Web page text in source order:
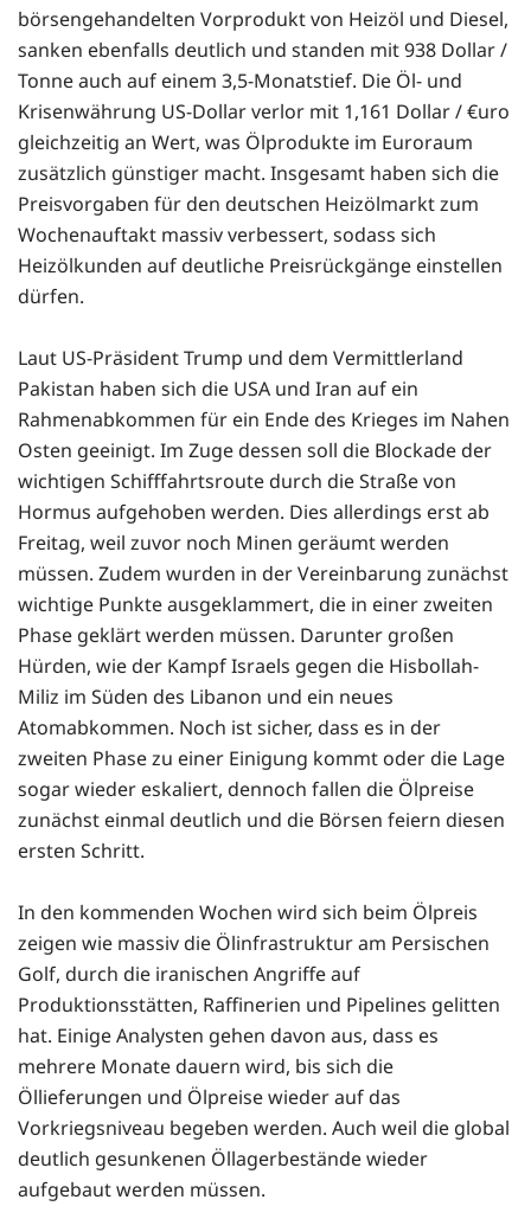
börsengehandelten Vorprodukt von Heizöl und Diesel,
sanken ebenfalls deutlich und standen mit 938 Dollar /
Tonne auch auf einem 3,5-Monatstief. Die Öl- und
Krisenwährung US-Dollar verlor mit 1,161 Dollar / €uro
gleichzeitig an Wert, was Ölprodukte im Euroraum
zusätzlich günstiger macht. Insgesamt haben sich die
Preisvorgaben für den deutschen Heizölmarkt zum
Wochenauftakt massiv verbessert, sodass sich
Heizölkunden auf deutliche Preisrückgänge einstellen
dürfen.
Laut US-Präsident Trump und dem Vermittlerland
Pakistan haben sich die USA und Iran auf ein
Rahmenabkommen für ein Ende des Krieges im Nahen
Osten geeinigt. Im Zuge dessen soll die Blockade der
wichtigen Schifffahrtsroute durch die Straße von
Hormus aufgehoben werden. Dies allerdings erst ab
Freitag, weil zuvor noch Minen geräumt werden
müssen. Zudem wurden in der Vereinbarung zunächst
wichtige Punkte ausgeklammert, die in einer zweiten
Phase geklärt werden müssen. Darunter großen
Hürden, wie der Kampf Israels gegen die Hisbollah-
Miliz im Süden des Libanon und ein neues
Atomabkommen. Noch ist sicher, dass es in der
zweiten Phase zu einer Einigung kommt oder die Lage
sogar wieder eskaliert, dennoch fallen die Ölpreise
zunächst einmal deutlich und die Börsen feiern diesen
ersten Schritt.
In den kommenden Wochen wird sich beim Ölpreis
zeigen wie massiv die Ölinfrastruktur am Persischen
Golf, durch die iranischen Angriffe auf
Produktionsstätten, Raffinerien und Pipelines gelitten
hat. Einige Analysten gehen davon aus, dass es
mehrere Monate dauern wird, bis sich die
Öllieferungen und Ölpreise wieder auf das
Vorkriegsniveau begeben werden. Auch weil die global
deutlich gesunkenen Öllagerbestände wieder
aufgebaut werden müssen.